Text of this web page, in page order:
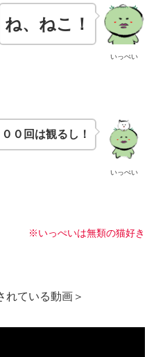
いっぺい
ね、ねこ！
いっぺい
０回は観るし！
※いっぺいは無類の猫好き
れている動画＞